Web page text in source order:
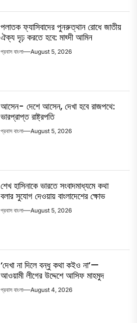
পলাতক ফ্যাসিবাদের পুনরুত্থান রোধে জাতীয়
ঐক্য দৃঢ় করতে হবে: মাহ্দী আমিন
প্রবাস বাংলা August 5, 2026
আসেন- দেশে আসেন, দেখা হবে রাজপথে:
ভারপ্রাপ্ত রাষ্ট্রপতি
প্রবাস বাংলা August 5, 2026
শেখ হাসিনাকে ভারতে সংবাদমাধ্যমে কথা
বলার সুযোগ দেওয়ায় বাংলাদেশের ক্ষোভ
প্রবাস বাংলা August 5, 2026
‘দেখা না দিলে বন্ধু কথা কইও না’—
আওয়ামী লীগের উদ্দেশে আসিফ মাহমুদ
প্রবাস বাংলা August 4, 2026